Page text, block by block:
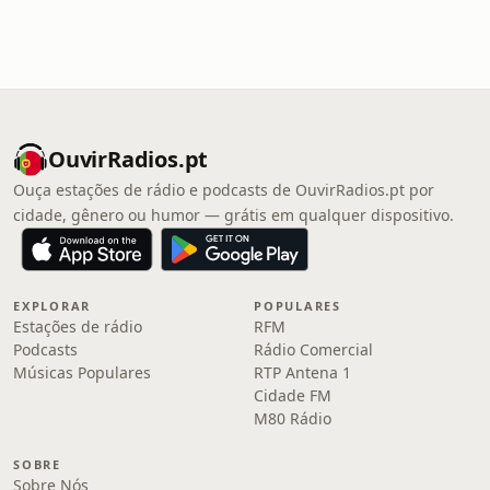
OuvirRadios.pt
Ouça estações de rádio e podcasts de OuvirRadios.pt por
cidade, gênero ou humor — grátis em qualquer dispositivo.
EXPLORAR
Estações de rádio
Podcasts
Músicas Populares
POPULARES
RFM
Rádio Comercial
RTP Antena 1
Cidade FM
M80 Rádio
SOBRE
Sobre Nós